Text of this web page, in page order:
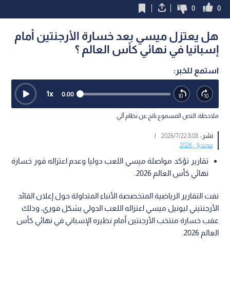
0
0
هل يعتزل ميسي بعد خسارة الأرجنتين أمام
إسبانيا في نهائي كأس العالم ؟
استمع للخبر:
0:00
1x
ملاحظة: النص المسموع ناتج عن نظام آلي
نشر :8:08 2026/7/22
مونديال 2026
تقارير تؤكد مواصلة ميسي اللعب دوليا وعدم اعتزاله فور خسارة
نهائي كأس العالم 2026.
نفت التقارير الرياضية المتخصصة الأنباء المتداولة حول إعلان القائد
الأرجنتيني ليونيل ميسي اعتزاله اللعب الدولي بشكل فوري، وذلك
عقب خسارة منتخب الأرجنتين أمام نظيره الإسباني في نهائي كأس
العالم 2026.